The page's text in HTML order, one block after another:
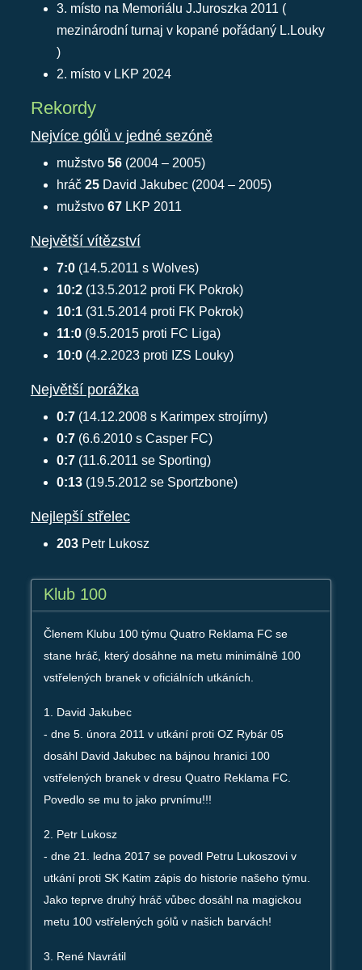
Klub 100
Členem Klubu 100 týmu Quatro Reklama FC se
stane hráč, který dosáhne na metu minimálně 100
vstřelených branek v oficiálních utkáních.
1. David Jakubec
- dne 5. února 2011 v utkání proti OZ Rybár 05
dosáhl David Jakubec na bájnou hranici 100
vstřelených branek v dresu Quatro Reklama FC.
Povedlo se mu to jako prvnímu!!!
2. Petr Lukosz
- dne 21. ledna 2017 se povedl Petru Lukoszovi v
utkání proti SK Katim zápis do historie našeho týmu.
Jako teprve druhý hráč vůbec dosáhl na magickou
metu 100 vstřelených gólů v našich barvách!
3. René Navrátil
3. místo na Memoriálu J.Juroszka 2011 (
mezinárodní turnaj v kopané pořádaný L.Louky
)
2. místo v LKP 2024
Rekordy
Nejvíce gólů v jedné sezóně
mužstvo 56(2004 – 2005)
hráč 25David Jakubec (2004 – 2005)
mužstvo 67LKP 2011
Největší vítězství
7:0(14.5.2011 s Wolves)
10:2(13.5.2012 proti FK Pokrok)
10:1(31.5.2014 proti FK Pokrok)
11:0(9.5.2015 proti FC Liga)
10:0(4.2.2023 proti IZS Louky)
Největší porážka
0:7(14.12.2008 s Karimpex strojírny)
0:7(6.6.2010 s Casper FC)
0:7(11.6.2011 se Sporting)
0:13 (19.5.2012 se Sportzbone)
Nejlepší střelec
203Petr Lukosz